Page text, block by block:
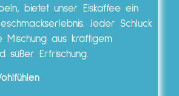
bietet unser Eiskaffee ein
Jeder Schluck
Mischung aus kräftigem
süßer Erfrischung.